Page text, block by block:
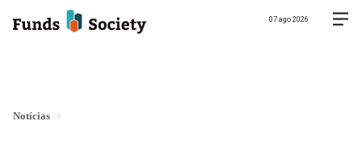
07 ago 2026
Notícias